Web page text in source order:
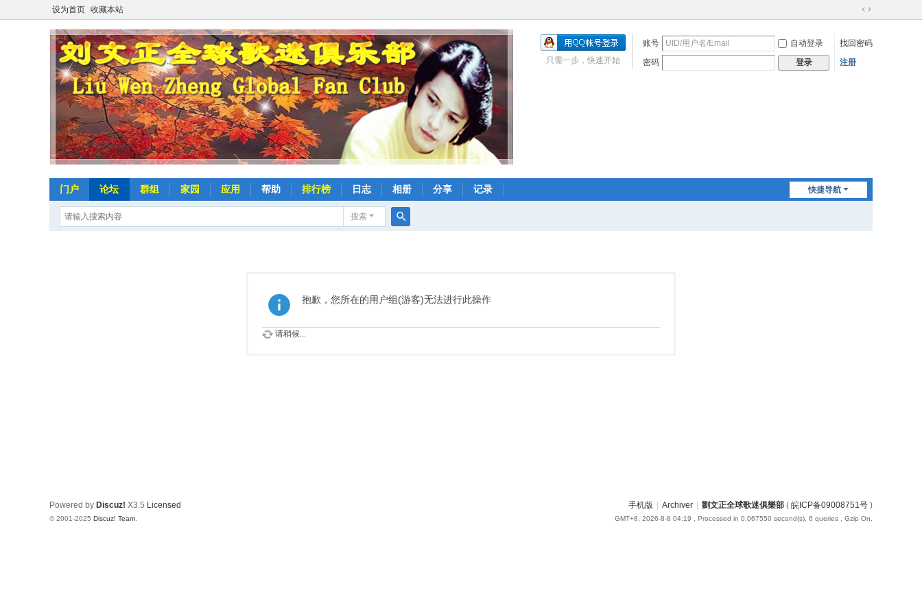
设为首页 收藏本站
切
到
账号 自动登录
找回密码
密码
登录 注册
只需一步，快速开始
快捷导航
门户 论坛 群组 家园 应用 帮助 排行榜 日志 相册 分享 记录
搜索
抱歉，您所在的用户组(游客)无法进行此操作
请稍候...
手机版 Archiver 劉文正全球歌迷俱樂部 ( 皖ICP备09008751号 )
GMT+8, 2026-8-8 04:19 , Processed in 0.067550 second(s), 6 queries , Gzip On.
Powered by Discuz! X3.5 Licensed
© 2001-2025 Discuz! Team